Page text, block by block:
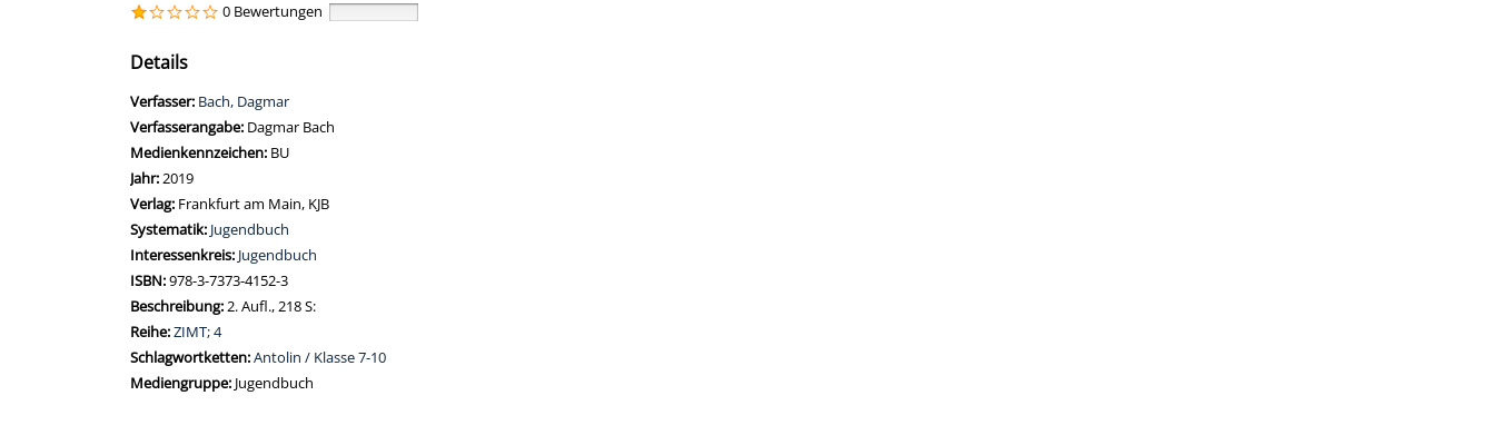
0 Bewertungen
Details
Verfasser: Suche nach diesem Verfasser
Bach, Dagmar
Verfasserangabe: Dagmar Bach
Medienkennzeichen: BU
Jahr:2019
Verlag: Frankfurt am Main, KJB
opens in new tab
Diesen Link in neuem Tab öffnen
Systematik: Suche nach dieser Systematik
Jugendbuch
Interessenkreis: Suche nach diesem Interessenskreis
Jugendbuch
ISBN:978-3-7373-4152-3
Beschreibung:2. Aufl., 218 S:
Reihe:ZIMT; 4
Schlagwortketten:Antolin / Klasse 7-10
Suche nach dieser Beteiligten Person
Mediengruppe: Jugendbuch